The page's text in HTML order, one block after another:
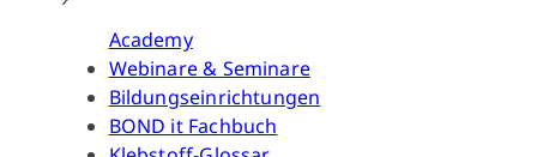
Academy
Webinare & Seminare
Bildungseinrichtungen
BOND it Fachbuch